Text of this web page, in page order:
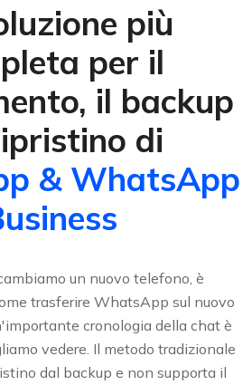
più
per il
il backup
di
& WhatsApp
un nuovo telefono, è
trasferire WhatsApp sul nuovo
cronologia della chat è
vedere. Il metodo tradizionale
dal backup e non supporta il